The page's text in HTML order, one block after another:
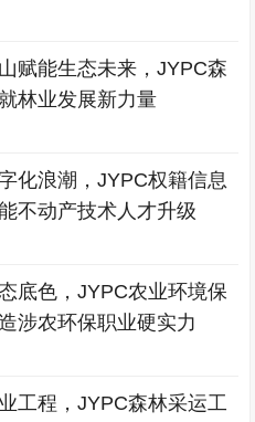
赋能生态未来，JYPC森
林业发展新力量
化浪潮，JYPC权籍信息
不动产技术人才升级
底色，JYPC农业环境保
涉农环保职业硬实力
工程，JYPC森林采运工